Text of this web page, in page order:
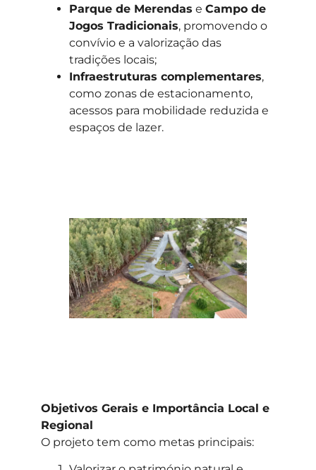
Parque de Merendas e Campo de
Jogos Tradicionais, promovendo o
convívio e a valorização das
tradições locais;
Infraestruturas complementares,
como zonas de estacionamento,
acessos para mobilidade reduzida e
espaços de lazer.
Objetivos Gerais e Importância Local e
Regional
O projeto tem como metas principais: